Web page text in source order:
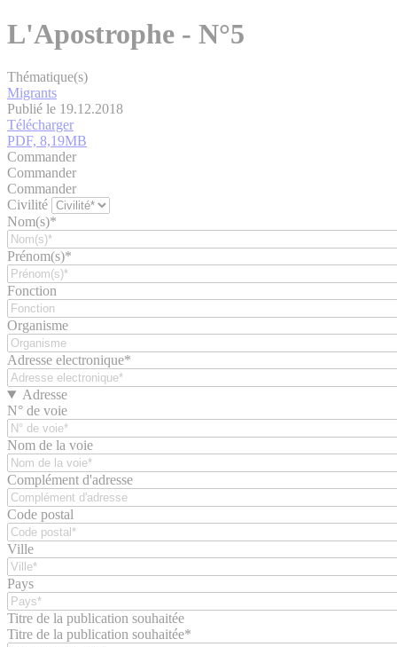
L'Apostrophe - N°5
Thématique(s)
Migrants
Publié le 19.12.2018
Télécharger
PDF, 8,19MB
Commander
Commander
Commander
Civilité
Nom(s)*
Prénom(s)*
Fonction
Organisme
Adresse electronique*
Adresse
N° de voie
Nom de la voie
Complément d'adresse
Code postal
Ville
Pays
Titre de la publication souhaitée
Titre de la publication souhaitée*